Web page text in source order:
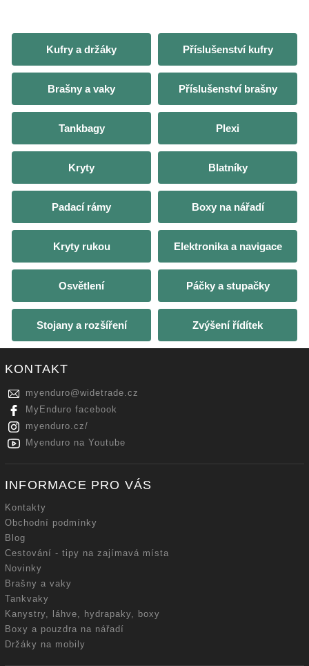
Kufry a držáky Příslušenství kufry
Brašny a vaky Příslušenství brašny
Tankbagy Plexi
Kryty Blatníky
Padací rámy Boxy na nářadí
Kryty rukou Elektronika a navigace
Osvětlení Páčky a stupačky
Stojany a rozšíření Zvýšení řídítek
KONTAKT
myenduro@widetrade.cz
MyEnduro facebook
myenduro.cz/
Myenduro na Youtube
INFORMACE PRO VÁS
Kontakty
Obchodní podmínky
Blog
Cestování - tipy na zajímavá místa
Novinky
Brašny a vaky
Tankvaky
Kanystry, láhve, hydrapaky, boxy
Boxy a pouzdra na nářadí
Držáky na mobily